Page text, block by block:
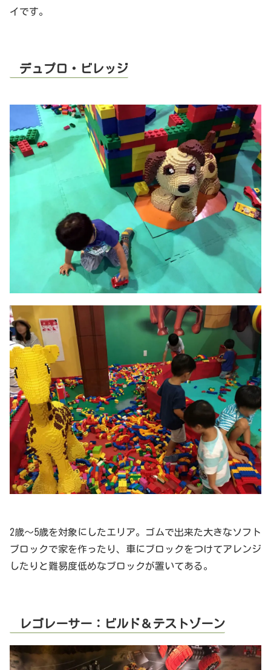
イです。
デュプロ・ビレッジ
2歳～5歳を対象にしたエリア。ゴムで出来た大きなソフト
ブロックで家を作ったり、車にブロックをつけてアレンジ
したりと難易度低めなブロックが置いてある。
レゴレーサー：ビルド＆テストゾーン